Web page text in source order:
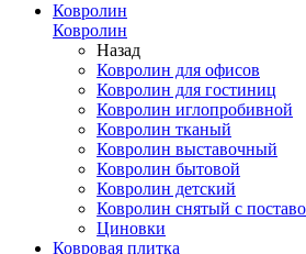
Ковролин
Ковролин
Назад
Ковролин для офисов
Ковролин для гостиниц
Ковролин иглопробивной
Ковролин тканый
Ковролин выставочный
Ковролин бытовой
Ковролин детский
Ковролин снятый с
Циновки
Ковровая плитка